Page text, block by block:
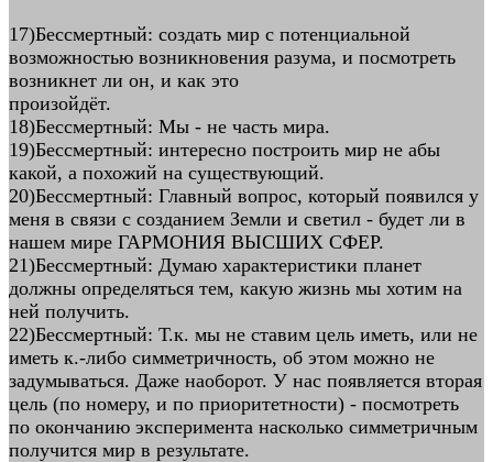
17)Бессмертный: создать мир с потенциальной
возможностью возникновения разума, и посмотреть
возникнет ли он, и как это
произойдёт.
18)Бессмертный: Мы - не часть мира.
19)Бессмертный: интересно построить мир не абы
какой, а похожий на существующий.
20)Бессмертный: Главный вопрос, который появился у
меня в связи с созданием Земли и светил - будет ли в
нашем мире ГАРМОНИЯ ВЫСШИХ СФЕР.
21)Бессмертный: Думаю характеристики планет
должны определяться тем, какую жизнь мы хотим на
ней получить.
22)Бессмертный: Т.к. мы не ставим цель иметь, или не
иметь к.-либо симметричность, об этом можно не
задумываться. Даже наоборот. У нас появляется вторая
цель (по номеру, и по приоритетности) - посмотреть
по окончанию эксперимента насколько симметричным
получится мир в результате.